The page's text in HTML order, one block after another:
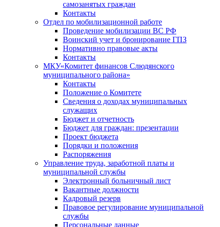
самозанятых граждан
Контакты
Отдел по мобилизационной работе
Проведение мобилизации ВС РФ
Воинский учет и бронирование ГПЗ
Нормативно правовые акты
Контакты
МКУ«Комитет финансов Слюдянского
муниципального района»
Контакты
Положение о Комитете
Сведения о доходах муниципальных
служащих
Бюджет и отчетность
Бюджет для граждан: презентации
Проект бюджета
Порядки и положения
Распоряжения
Управление труда, заработной платы и
муниципальной службы
Электронный больничный лист
Вакантные должности
Кадровый резерв
Правовое регулирование муниципальной
службы
Персональные данные